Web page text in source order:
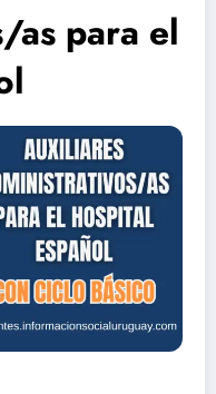
as para el